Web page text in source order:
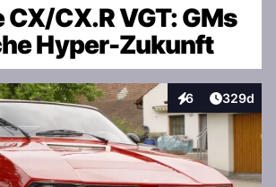
CX.R VGT: GMs
Hyper-Zukunft
6
Interaktionen
Artikel
329d